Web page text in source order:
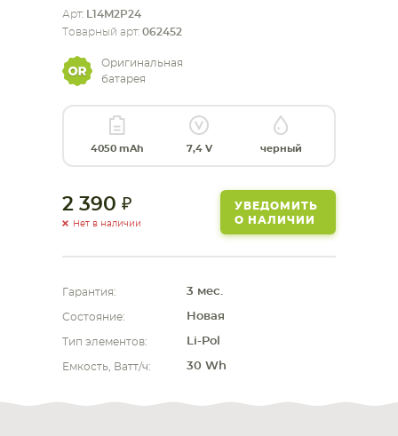
СМАРТФОНА КОМПЛЕКТУЮЩИЕ
Арт:
L14M2P24
Товарный арт: 062452
Оригинальная
батарея
4050 mAh 7,4 V черный
2 390
Нет в наличии
УВЕДОМИТЬ
О НАЛИЧИИ
Гарантия: 3 мес.
Состояние: Новая
Тип элементов: Li-Pol
Емкость, Ватт/ч: 30 Wh